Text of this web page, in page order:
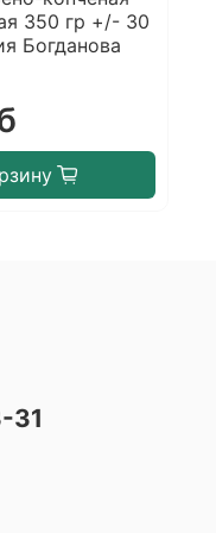
350 гр +/- 30
Богданова
31